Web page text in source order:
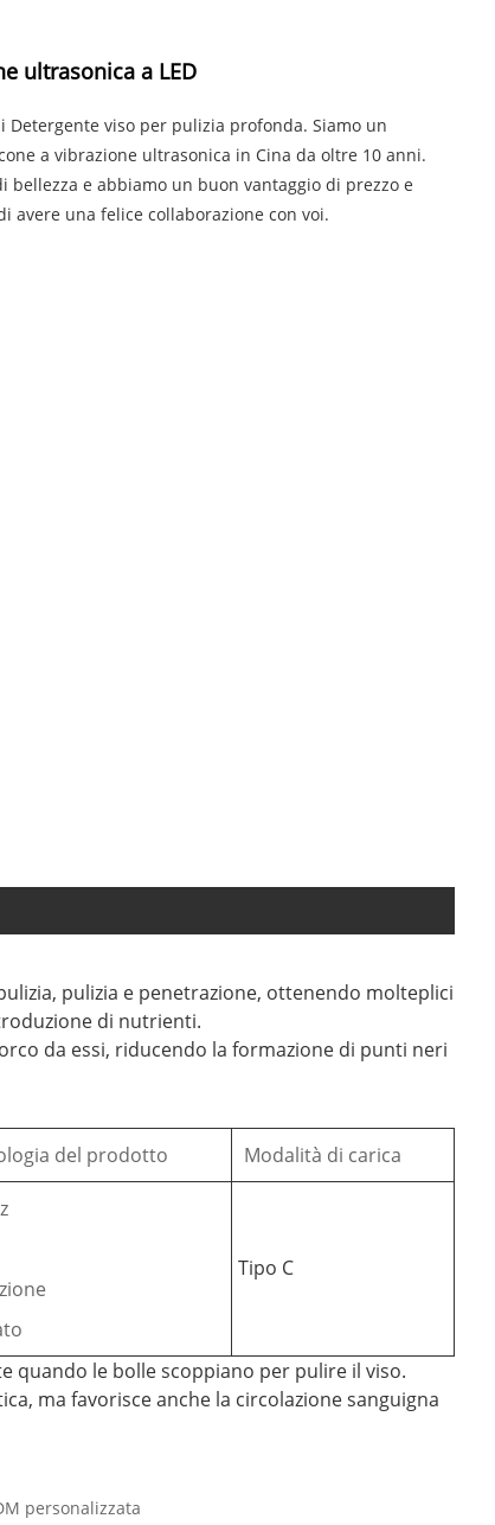
ultrasonica a LED
Detergente viso per pulizia profonda. Siamo un
a vibrazione ultrasonica in Cina da oltre 10 anni.
e abbiamo un buon vantaggio di prezzo e
avere una felice collaborazione con voi.
pulizia e penetrazione, ottenendo molteplici
di nutrienti.
da essi, riducendo la formazione di punti neri
del prodotto Modalità di carica
Tipo C
quando le bolle scoppiano per pulire il viso.
ma favorisce anche la circolazione sanguigna
personalizzata